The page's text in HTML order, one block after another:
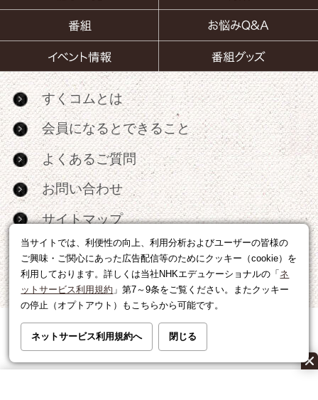
当サイトでは、利便性の向上、利用分析およびユーザーの皆様の
ご興味・ご関心にあった広告配信等のためにクッキー（cookie）を
利用しております。詳しくは当社NHKエデュケーショナルの「 ネ
ットサービス利用規約 」第7～9条をご覧ください。またクッキー
の停止（オプトアウト）もこちらから可能です。
ネットサービス利用規約へ 閉じる
すくコムとは
会員になるとできること
よくあるご質問
お問い合わせ
サイトマップ
RSS
広告出稿・パートナーシップについて
利用規約|個人情報の取り扱いについて
広告に関するお問い合わせ